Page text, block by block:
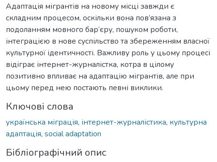
Адаптація мігрантів на новому місці завжди є
складним процесом, оскільки вона пов’язана з
подоланням мовного бар’єру, пошуком роботи,
інтеграцією в нове суспільство та збереженням власної
культурної ідентичності. Важливу роль у цьому процесі
відіграє інтернет-журналістка, котра в цілому
позитивно впливає на адаптацію мігрантів, але при
цьому перед нею постають певні виклики.
Ключові слова
українська міграція, інтернет-журналістика, культурна
адаптація, social adaptation
Бібліографічний опис